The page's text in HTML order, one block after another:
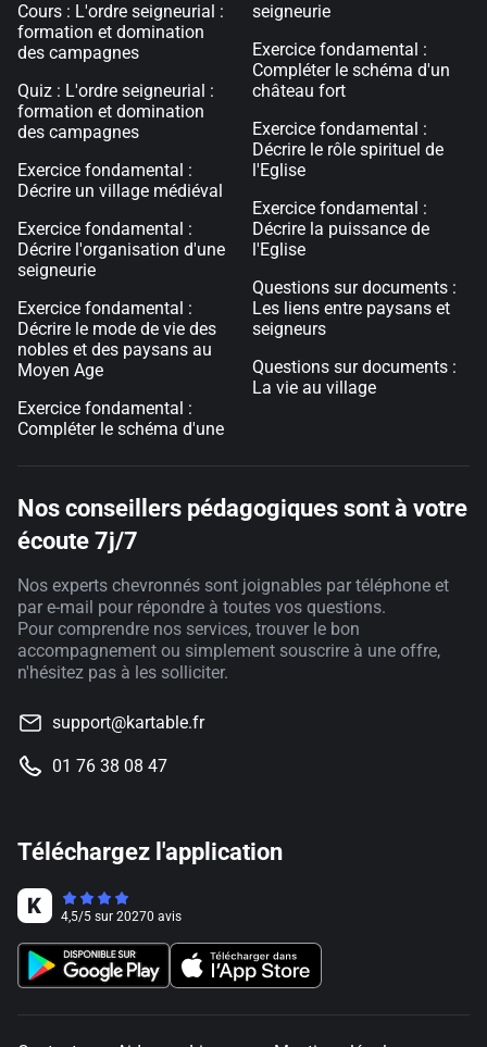
Cours : L'ordre seigneurial :
formation et domination
des campagnes
Quiz : L'ordre seigneurial :
formation et domination
des campagnes
Exercice fondamental :
Décrire un village médiéval
Exercice fondamental :
Décrire l'organisation d'une
seigneurie
Exercice fondamental :
Décrire le mode de vie des
nobles et des paysans au
Moyen Age
Exercice fondamental :
Compléter le schéma d'une
seigneurie
Exercice fondamental :
Compléter le schéma d'un
château fort
Exercice fondamental :
Décrire le rôle spirituel de
l'Eglise
Exercice fondamental :
Décrire la puissance de
l'Eglise
Questions sur documents :
Les liens entre paysans et
seigneurs
Questions sur documents :
La vie au village
Nos conseillers pédagogiques sont à votre
écoute 7j/7
Nos experts chevronnés sont joignables par téléphone et
par e-mail pour répondre à toutes vos questions.
Pour comprendre nos services, trouver le bon
accompagnement ou simplement souscrire à une offre,
n'hésitez pas à les solliciter.
support@kartable.fr
01 76 38 08 47
Téléchargez l'application
4,5/5 sur 20270 avis